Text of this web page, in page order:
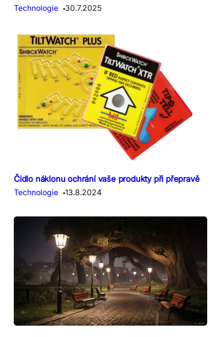
Technologie 30.7.2025
Čidlo náklonu ochrání vaše produkty při přepravě
Technologie 13.8.2024